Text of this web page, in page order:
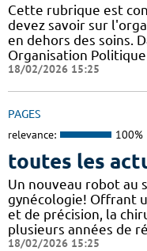
Cette rubrique est
devez savoir sur
en dehors des soins.
Organisation
18/02/2026 15:25
PAGES
relevance: 100%
toutes les
Un nouveau robot au
gynécologie! Offrant
et de précision, la
plusieurs années de
18/02/2026 15:25